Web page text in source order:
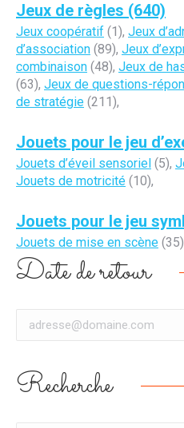
Jeux de règles (640)
Jeux coopératif (1), Jeux
d’association (89), Jeux
combinaison (48), Jeux de
(63), Jeux de questions-
de stratégie (211),
Jouets pour le jeu
Jouets d’éveil sensoriel (5),
Jouets de motricité (10),
Jouets pour le jeu
Jouets de mise en scène
Date de retour
Recherche